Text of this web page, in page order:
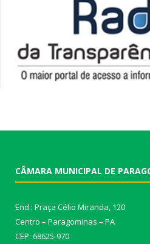
CÂMARA MUNICIPAL DE
End.: Praça Célio Miranda, 120
Centro – Paragominas – PA
CEP: 68625-970